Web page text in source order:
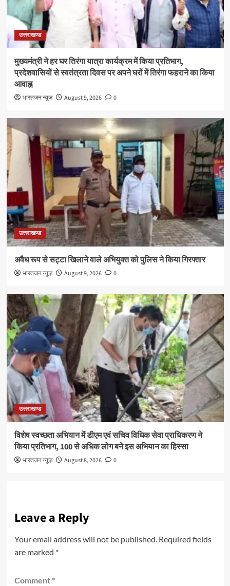
उत्तराखण्ड
मुख्यमंत्री ने हर घर तिरंगा यात्रा कार्यक्रम में किया प्रतिभाग,
प्रदेशवासियों से स्वतंत्रता दिवस पर अपने घरों में तिरंगा फहराने का किया
आवाह्न
भारतजन न्यूज़ August 9, 2026 0
उत्तराखण्ड
अवैध रूप से सट्टा खिलाने वाले अभियुक्त को पुलिस ने किया गिरफ्तार
भारतजन न्यूज़ August 9, 2026 0
उत्तराखण्ड
विशेष स्वच्छता अभियान में डीएम एवं सचिव विधिक सेवा प्राधिकरण ने
किया प्रतिभाग, 100 से अधिक लोग बने इस अभियान का हिस्सा
भारतजन न्यूज़ August 8, 2026 0
Leave a Reply
Your email address will not be published. Required fields
are marked *
Comment *